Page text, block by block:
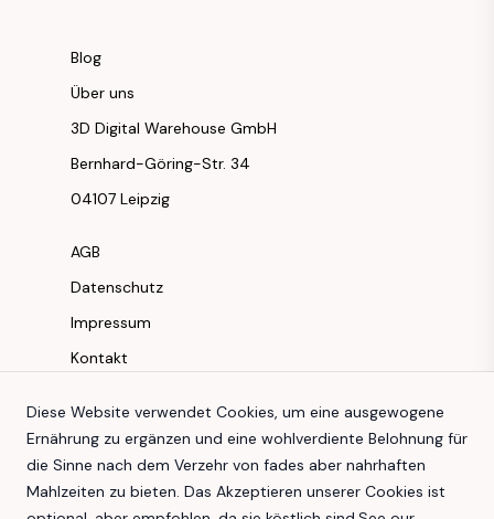
Blog
Über uns
3D Digital Warehouse GmbH
Bernhard-Göring-Str. 34
04107 Leipzig
AGB
Datenschutz
Impressum
Kontakt
Instagram
Facebook
Youtube
Diese Website verwendet Cookies, um eine ausgewogene
Ernährung zu ergänzen und eine wohlverdiente Belohnung für
die Sinne nach dem Verzehr von fades aber nahrhaften
Mahlzeiten zu bieten. Das Akzeptieren unserer Cookies ist